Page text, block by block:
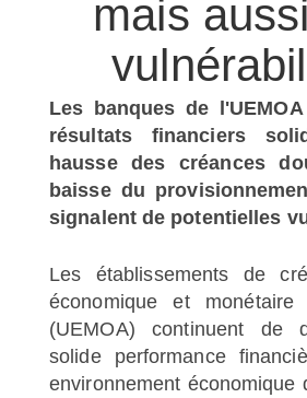
mais
Les banques de
résultats financiers
hausse des créances
baisse du
signalent de potentielles
Les établissements de
économique et monétaire
(UEMOA) continuent de
solide performance
environnement économique